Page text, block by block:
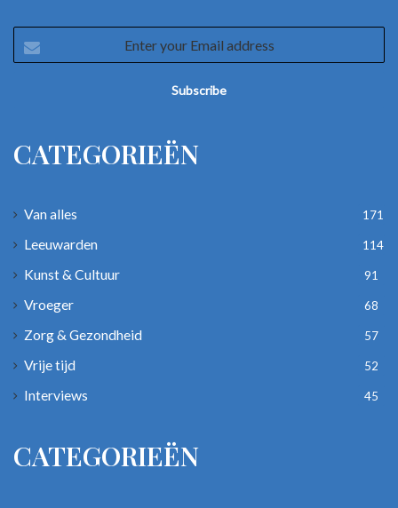
your
CATEGORIEËN
Van alles 171
Leeuwarden 114
Kunst & Cultuur 91
Vroeger 68
Zorg & Gezondheid 57
Vrije tijd 52
Interviews 45
CATEGORIEËN